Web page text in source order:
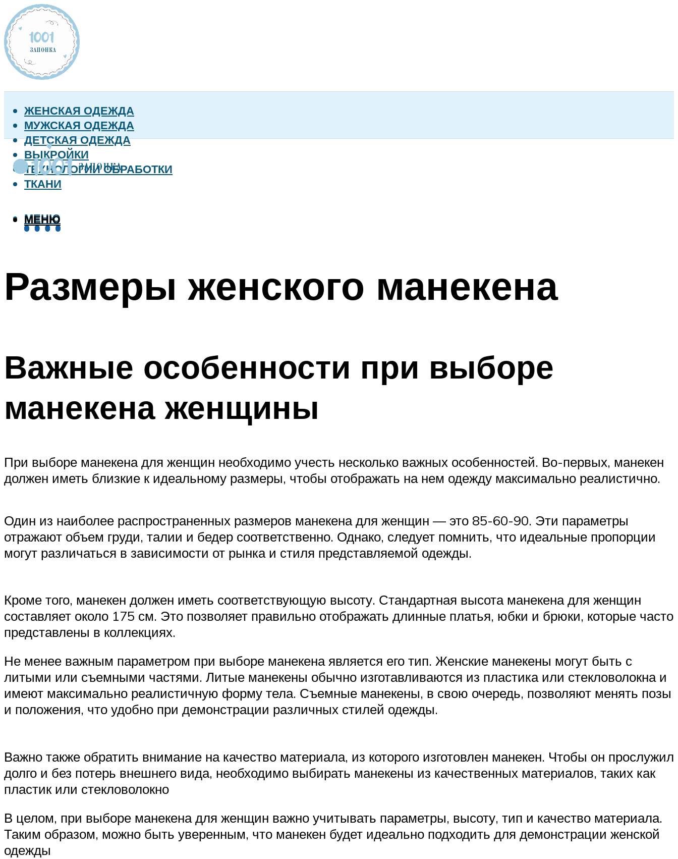
ЖЕНСКАЯ ОДЕЖДА
МУЖСКАЯ ОДЕЖДА
ДЕТСКАЯ ОДЕЖДА
ВЫКРОЙКИ
ТЕХНОЛОГИИ ОБРАБОТКИ
ТКАНИ
МЕНЮ
МЕНЮ
Размеры женского манекена
Важные особенности при выборе
манекена женщины
При выборе манекена для женщин необходимо учесть несколько важных особенностей. Во-первых, манекен
должен иметь близкие к идеальному размеры, чтобы отображать на нем одежду максимально реалистично.
Один из наиболее распространенных размеров манекена для женщин — это 85-60-90. Эти параметры
отражают объем груди, талии и бедер соответственно. Однако, следует помнить, что идеальные пропорции
могут различаться в зависимости от рынка и стиля представляемой одежды.
Кроме того, манекен должен иметь соответствующую высоту. Стандартная высота манекена для женщин
составляет около 175 см. Это позволяет правильно отображать длинные платья, юбки и брюки, которые часто
представлены в коллекциях.
Не менее важным параметром при выборе манекена является его тип. Женские манекены могут быть с
литыми или съемными частями. Литые манекены обычно изготавливаются из пластика или стекловолокна и
имеют максимально реалистичную форму тела. Съемные манекены, в свою очередь, позволяют менять позы
и положения, что удобно при демонстрации различных стилей одежды.
Важно также обратить внимание на качество материала, из которого изготовлен манекен. Чтобы он прослужил
долго и без потерь внешнего вида, необходимо выбирать манекены из качественных материалов, таких как
пластик или стекловолокно
В целом, при выборе манекена для женщин важно учитывать параметры, высоту, тип и качество материала.
Таким образом, можно быть уверенным, что манекен будет идеально подходить для демонстрации женской
одежды